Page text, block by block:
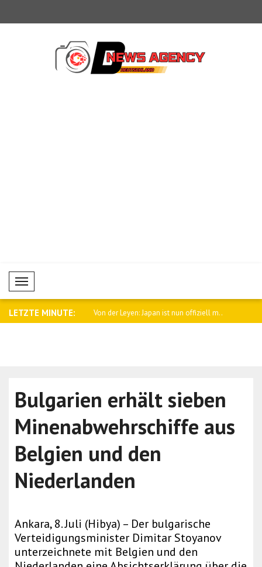
Mobil Menü
LETZTE MINUTE:
mit dem Von der Leyen: Japan ist nun offiziell m..
Bulgarien erhält sieben
Minenabwehrschiffe aus
Belgien und den
Niederlanden
Ankara, 8. Juli (Hibya) – Der bulgarische
Verteidigungsminister Dimitar Stoyanov
unterzeichnete mit Belgien und den